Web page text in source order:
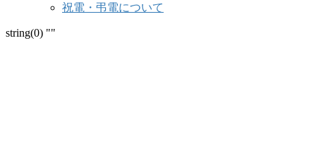
祝電・弔電について
string(0) ""